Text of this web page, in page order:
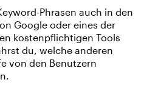
Phrasen auch in den
Google oder eines der
kostenpflichtigen Tools
du, welche anderen
von den Benutzern